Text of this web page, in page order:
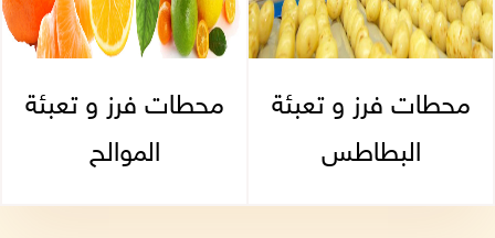
محطات فرز و تعبئة
البطاطس
محطات فرز و تعبئة
الموالح